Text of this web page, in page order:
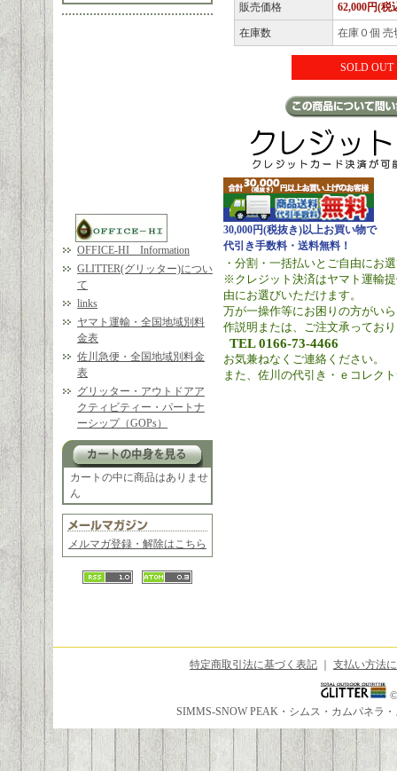
OFFICE-HI Information
GLITTER(グリッター)につい
て
links
ヤマト運輸・全国地域別料
金表
佐川急便・全国地域別料金
表
グリッター・アウトドアア
クティビティー・パートナ
ーシップ（GOPs）
カートの中に商品はありませ
ん
メルマガ登録・解除はこちら
販売価格 62,000円(税
在庫数 在庫０個 売
SOLD OUT
30,000円(税抜き)以上お買い物で
代引き手数料・送料無料！
・分割・一括払いとご自由にお
※クレジット決済はヤマト運輸
由にお選びいただけます。
万が一操作等にお困りの方がい
作説明または、ご注文承ってお
TEL 0166-73-4466
お気兼ねなくご連絡ください。
また、佐川の代引き・ｅコレク
特定商取引法に基づく表記 支払い方法
SIMMS-SNOW PEAK・シムス・カムパネラ